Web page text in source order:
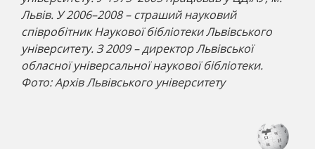
Львів. У 2006–2008 – страший науковий
співробітник Наукової бібліотеки Львівського
університету. З 2009 – директор Львівської
обласної універсальної наукової бібліотеки.
Фото: Архів Львівського університету